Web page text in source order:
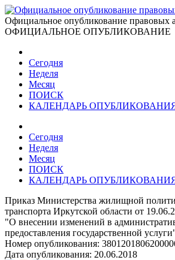
Официальное опубликование правовых
ОФИЦИАЛЬНОЕ ОПУБЛИКОВАНИЕ
Сегодня
Неделя
Месяц
ПОИСК
КАЛЕНДАРЬ
Сегодня
Неделя
Месяц
ПОИСК
КАЛЕНДАРЬ
Приказ Министерства жилищной
транспорта Иркутской области от
"О внесении изменений в
предоставления государственной
Номер опубликования:
Дата опубликования: 20.06.2018